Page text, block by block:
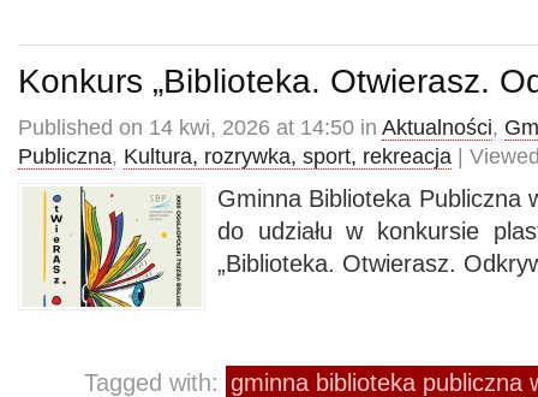
Konkurs „Biblioteka. Otwierasz.
Published on 14 kwi, 2026 at 14:50 in Aktualności,
Publiczna, Kultura, rozrywka, sport, rekreacja |
Gminna Biblioteka Publiczna
do udziału w konkursie
„Biblioteka. Otwierasz.
Tagged with: gminna biblioteka publiczna